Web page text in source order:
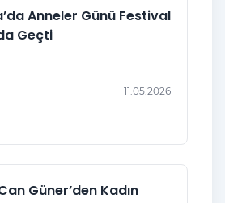
Anneler Günü Festival
Geçti
11.05.2026
Güner’den Kadın